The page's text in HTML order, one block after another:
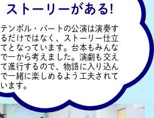
ストーリーがある!
テンポル・バートの公演は演奏す
るだけではなく、ストーリー仕立
てとなっています。台本もみんな
で一から考えました。演劇も交え
て進行するので、物語に入り込ん
で一緒に楽しめるよう工夫されて
います。